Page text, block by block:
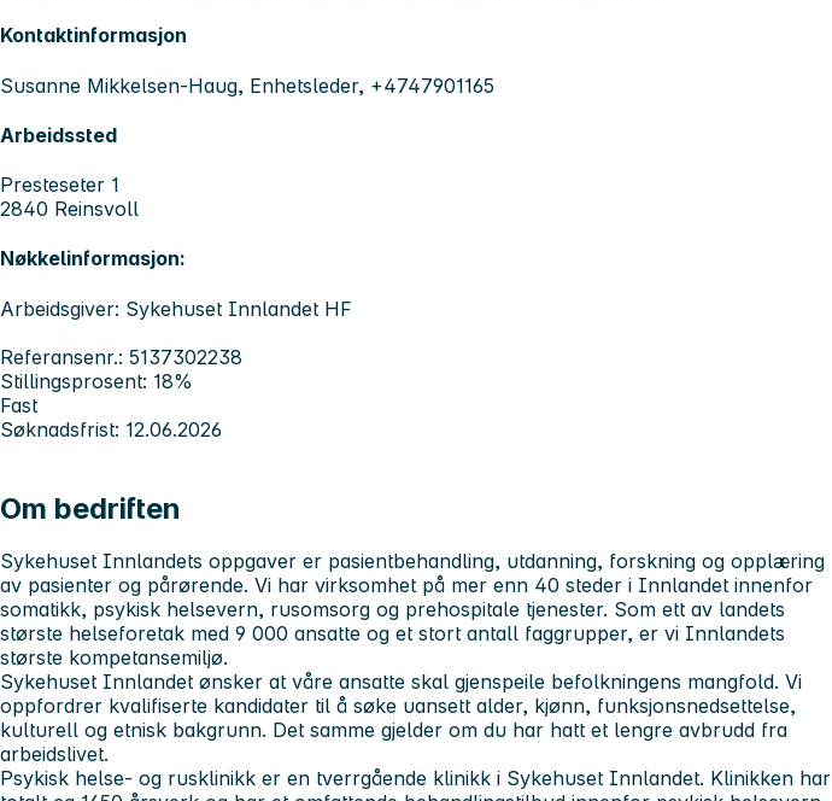
Kontaktinformasjon
Susanne Mikkelsen-Haug, Enhetsleder, +4747901165
Arbeidssted
Presteseter 1
2840 Reinsvoll
Nøkkelinformasjon:
Arbeidsgiver: Sykehuset Innlandet HF
Referansenr.: 5137302238
Stillingsprosent: 18%
Fast
Søknadsfrist: 12.06.2026
Om bedriften
Sykehuset Innlandets oppgaver er pasientbehandling, utdanning, forskning og opplæring
av pasienter og pårørende. Vi har virksomhet på mer enn 40 steder i Innlandet innenfor
somatikk, psykisk helsevern, rusomsorg og prehospitale tjenester. Som ett av landets
største helseforetak med 9 000 ansatte og et stort antall faggrupper, er vi Innlandets
største kompetansemiljø.
Sykehuset Innlandet ønsker at våre ansatte skal gjenspeile befolkningens mangfold. Vi
oppfordrer kvalifiserte kandidater til å søke uansett alder, kjønn, funksjonsnedsettelse,
kulturell og etnisk bakgrunn. Det samme gjelder om du har hatt et lengre avbrudd fra
arbeidslivet.
Psykisk helse- og rusklinikk er en tverrgående klinikk i Sykehuset Innlandet. Klinikken har